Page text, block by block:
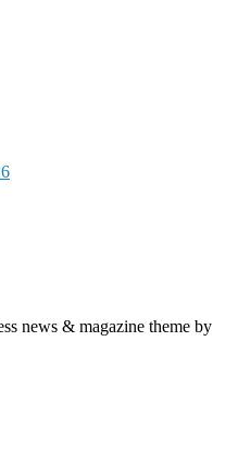
news & magazine theme by